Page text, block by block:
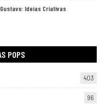
Ideias Criativas
POPS
403
96